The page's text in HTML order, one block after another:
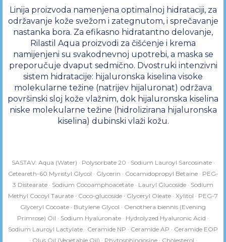
Linija proizvoda namenjena optimalnoj hidrataciji, za
održavanje kože svežom i zategnutom, i sprečavanje
nastanka bora. Za efikasno hidratantno delovanje,
Rilastil Aqua proizvodi za čišćenje i krema
namijenjeni su svakodnevnoj upotrebi, a maska se
preporučuje dvaput sedmično. Dvostruki intenzivni
sistem hidratacije: hijaluronska kiselina visoke
molekularne težine (natrijev hijaluronat) održava
površinski sloj kože vlažnim, dok hijaluronska kiselina
niske molekularne težine (hidrolizirana hijaluronska
kiselina) dubinski vlaži kožu.
SASTAV: Aqua (Water) · Polysorbate 20 · Sodium Lauroyl Sarcosinate ·
Ceteareth-60 Myristyl Glycol · Glycerin · Cocamidopropyl Betaine · PEG-
3 Distearate · Sodium Cocoamphoacetate · Lauryl Glucoside · Sodium
Methyl Cocoyl Taurate · Coco-glucoside · Glyceryl Oleate · Xylitol · PEG-7
Glyceryl Cocoate · Butylene Glycol · Oenothera biennis (Evening
Primrose) Oil · Sodium Hyaluronate · Hydrolyzed Hyaluronic Acid ·
Sodium Lauroyl Lactylate · Ceramide NP · Ceramide AP · Ceramide EOP
· Olus Oil (Vegetable Oil) · Phytosphingosine · Cholesterol ·